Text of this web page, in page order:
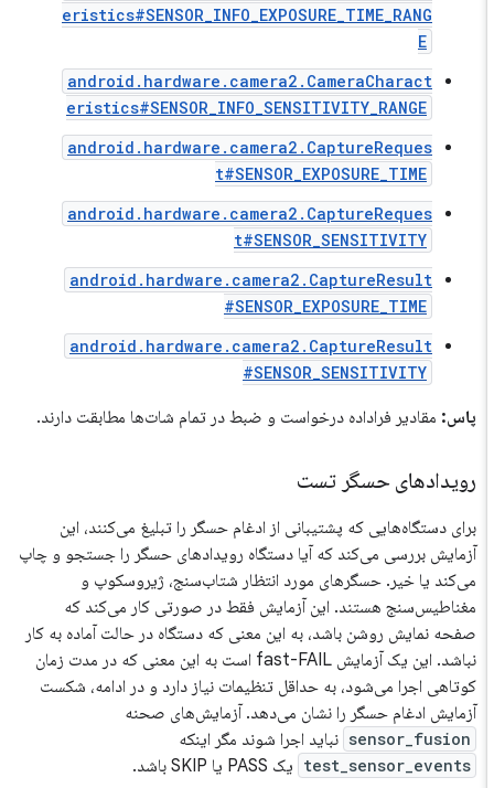
eristics#SENSOR_INFO_EXPOSURE_TIME_RANG
android.hardware.camera2.CameraCharact
eristics#SENSOR_INFO_SENSITIVITY_RANGE
android.hardware.camera2.CaptureReques
t#SENSOR_EXPOSURE_TIME
android.hardware.camera2.CaptureReques
t#SENSOR_SENSITIVITY
android.hardware.camera2.CaptureResult
#SENSOR_EXPOSURE_TIME
android.hardware.camera2.CaptureResult
#SENSOR_SENSITIVITY
پاس: مقادیر فراداده درخواست و ضبط در تمام شات‌ها مطابقت دارند.
رویدادهای حسگر تست
برای دستگاه‌هایی که پشتیبانی از ادغام حسگر را تبلیغ می‌کنند، این
آزمایش بررسی می‌کند که آیا دستگاه رویدادهای حسگر را جستجو و چاپ
می‌کند یا خیر. حسگرهای مورد انتظار شتاب‌سنج، ژیروسکوپ و
مغناطیس‌سنج هستند. این آزمایش فقط در صورتی کار می‌کند که
صفحه نمایش روشن باشد، به این معنی که دستگاه در حالت آماده به کار
نباشد. این یک آزمایش fast-FAIL است به این معنی که در مدت زمان
کوتاهی اجرا می‌شود، به حداقل تنظیمات نیاز دارد و در ادامه، شکست
آزمایش ادغام حسگر را نشان می‌دهد. آزمایش‌های صحنه
sensor_fusion نباید اجرا شوند مگر اینکه
test_sensor_events یک PASS یا SKIP باشد.